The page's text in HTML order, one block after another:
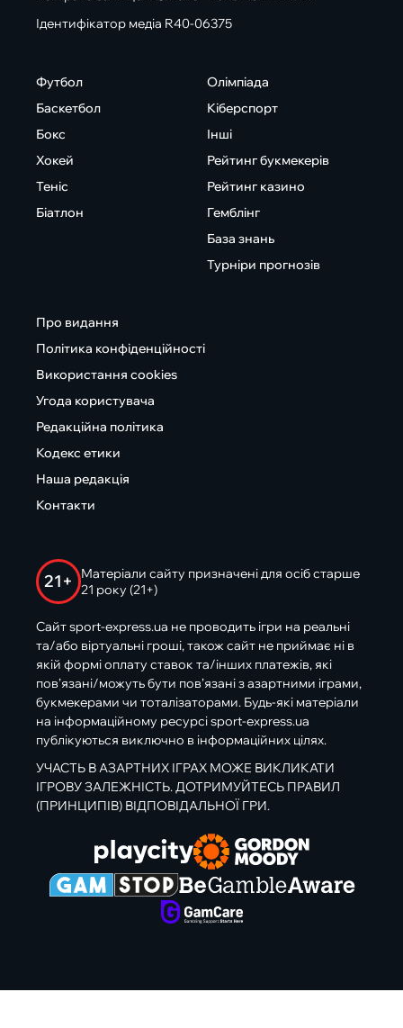
Ідентифікатор медіа R40-06375
Футбол
Баскетбол
Бокс
Хокей
Теніс
Біатлон
Олімпіада
Кіберспорт
Інші
Рейтинг букмекерів
Рейтинг казино
Гемблінг
База знань
Турніри прогнозів
Про видання
Політика конфіденційності
Використання cookies
Угода користувача
Редакційна політика
Кодекс етики
Наша редакція
Контакти
21+
Матеріали сайту призначені для осіб старше
21 року (21+)
Сайт sport-express.ua не проводить ігри на реальні
та/або віртуальні гроші, також сайт не приймає ні в
якій формі оплату ставок та/інших платежів, які
пов’язані/можуть бути пов’язані з азартними іграми,
букмекерами чи тоталізаторами. Будь-які матеріали
на інформаційному ресурсі sport-express.ua
публікуються виключно в інформаційних цілях.
УЧАСТЬ В АЗАРТНИХ ІГРАХ МОЖЕ ВИКЛИКАТИ
ІГРОВУ ЗАЛЕЖНІСТЬ. ДОТРИМУЙТЕСЬ ПРАВИЛ
(ПРИНЦИПІВ) ВІДПОВІДАЛЬНОЇ ГРИ.